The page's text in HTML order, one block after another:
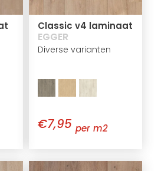
Classic v4 laminaat
EGGER
Diverse varianten
€7,95 per m2